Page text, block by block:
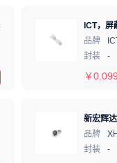
品牌
封装
-
￥
品牌
封装
-